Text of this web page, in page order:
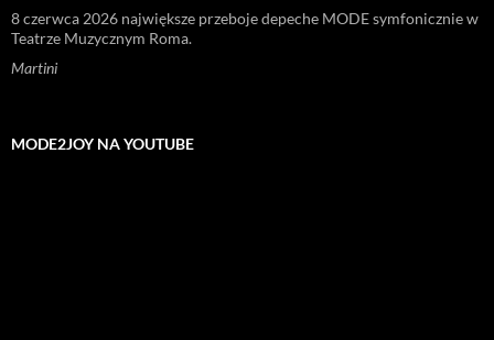
8 czerwca 2026 największe przeboje depeche MODE symfonicznie w
Teatrze Muzycznym Roma.
Martini
MODE2JOY NA YOUTUBE